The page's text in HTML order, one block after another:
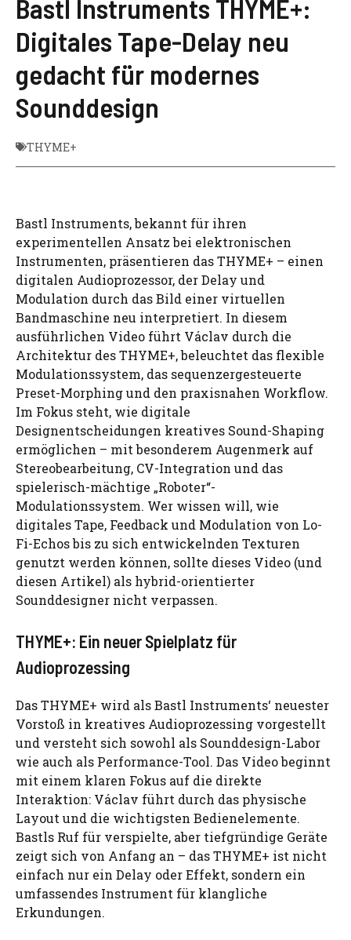
Bastl Instruments THYME+:
Digitales Tape-Delay neu
gedacht für modernes
Sounddesign
THYME+
Bastl Instruments, bekannt für ihren
experimentellen Ansatz bei elektronischen
Instrumenten, präsentieren das THYME+ – einen
digitalen Audioprozessor, der Delay und
Modulation durch das Bild einer virtuellen
Bandmaschine neu interpretiert. In diesem
ausführlichen Video führt Václav durch die
Architektur des THYME+, beleuchtet das flexible
Modulationssystem, das sequenzergesteuerte
Preset-Morphing und den praxisnahen Workflow.
Im Fokus steht, wie digitale
Designentscheidungen kreatives Sound-Shaping
ermöglichen – mit besonderem Augenmerk auf
Stereobearbeitung, CV-Integration und das
spielerisch-mächtige „Roboter“-
Modulationssystem. Wer wissen will, wie
digitales Tape, Feedback und Modulation von Lo-
Fi-Echos bis zu sich entwickelnden Texturen
genutzt werden können, sollte dieses Video (und
diesen Artikel) als hybrid-orientierter
Sounddesigner nicht verpassen.
THYME+: Ein neuer Spielplatz für
Audioprozessing
Das THYME+ wird als Bastl Instruments‘ neuester
Vorstoß in kreatives Audioprozessing vorgestellt
und versteht sich sowohl als Sounddesign-Labor
wie auch als Performance-Tool. Das Video beginnt
mit einem klaren Fokus auf die direkte
Interaktion: Václav führt durch das physische
Layout und die wichtigsten Bedienelemente.
Bastls Ruf für verspielte, aber tiefgründige Geräte
zeigt sich von Anfang an – das THYME+ ist nicht
einfach nur ein Delay oder Effekt, sondern ein
umfassendes Instrument für klangliche
Erkundungen.